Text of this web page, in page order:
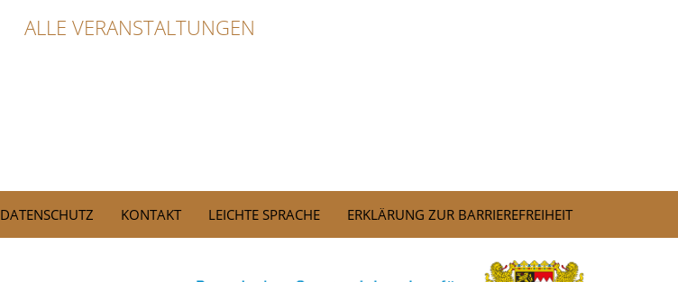
ALLE VERANSTALTUNGEN
DATENSCHUTZ KONTAKT LEICHTE SPRACHE ERKLÄRUNG ZUR BARRIEREFREIHEIT